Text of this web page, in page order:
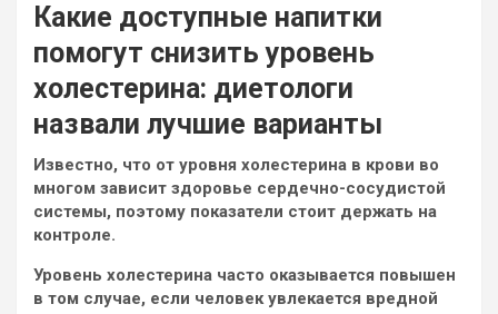
Какие доступные напитки
помогут снизить уровень
холестерина: диетологи
назвали лучшие варианты
Известно, что от уровня холестерина в крови во
многом зависит здоровье сердечно-сосудистой
системы, поэтому показатели стоит держать на
контроле.
Уровень холестерина часто оказывается повышен
в том случае, если человек увлекается вредной